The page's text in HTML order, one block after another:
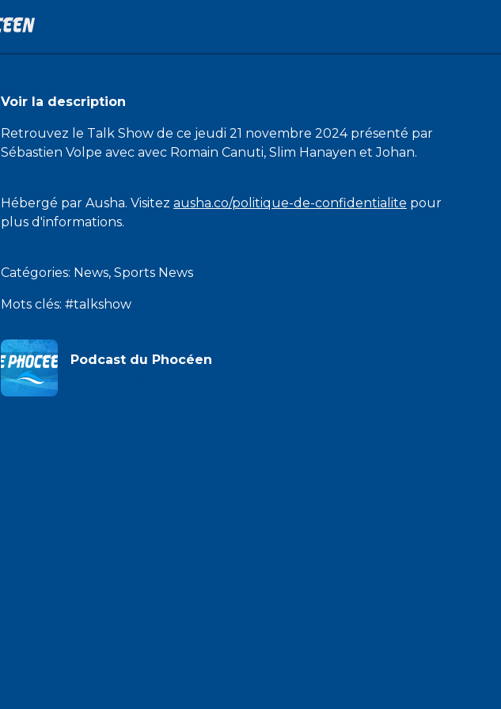
Voir la description
Retrouvez le Talk Show de ce jeudi 21 novembre 2024 présenté par
Sébastien Volpe avec avec Romain Canuti, Slim Hanayen et Johan.
Hébergé par Ausha. Visitez ausha.co/politique-de-confidentialite pour
plus d'informations.
Catégories: News, Sports News
Mots clés: #talkshow
Podcast du Phocéen